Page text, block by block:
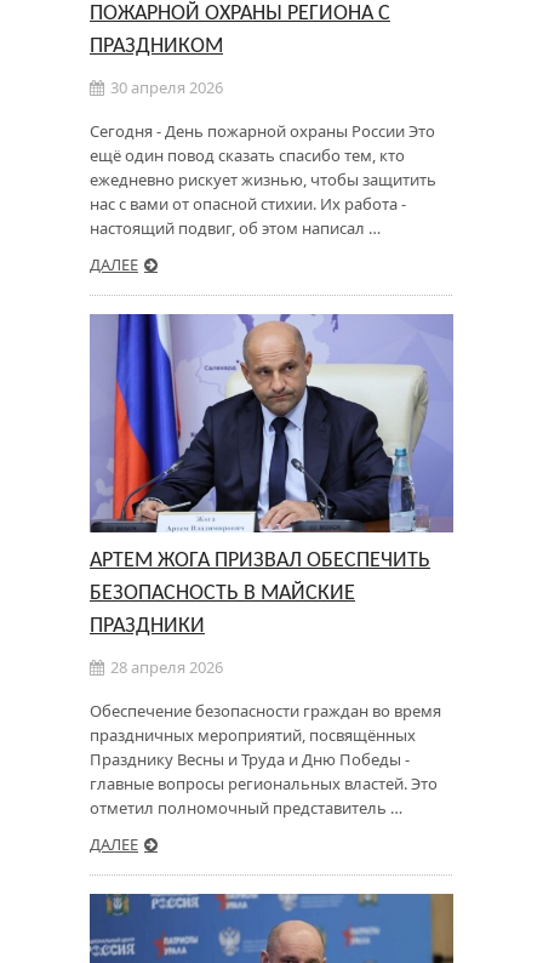
ПОЖАРНОЙ ОХРАНЫ РЕГИОНА С
ПРАЗДНИКОМ
30 апреля 2026
Сегодня - День пожарной охраны России Это
ещё один повод сказать спасибо тем, кто
ежедневно рискует жизнью, чтобы защитить
нас с вами от опасной стихии. Их работа -
настоящий подвиг, об этом написал …
ДАЛЕЕ
АРТЕМ ЖОГА ПРИЗВАЛ ОБЕСПЕЧИТЬ
БЕЗОПАСНОСТЬ В МАЙСКИЕ
ПРАЗДНИКИ
28 апреля 2026
Обеспечение безопасности граждан во время
праздничных мероприятий, посвящённых
Празднику Весны и Труда и Дню Победы -
главные вопросы региональных властей. Это
отметил полномочный представитель …
ДАЛЕЕ